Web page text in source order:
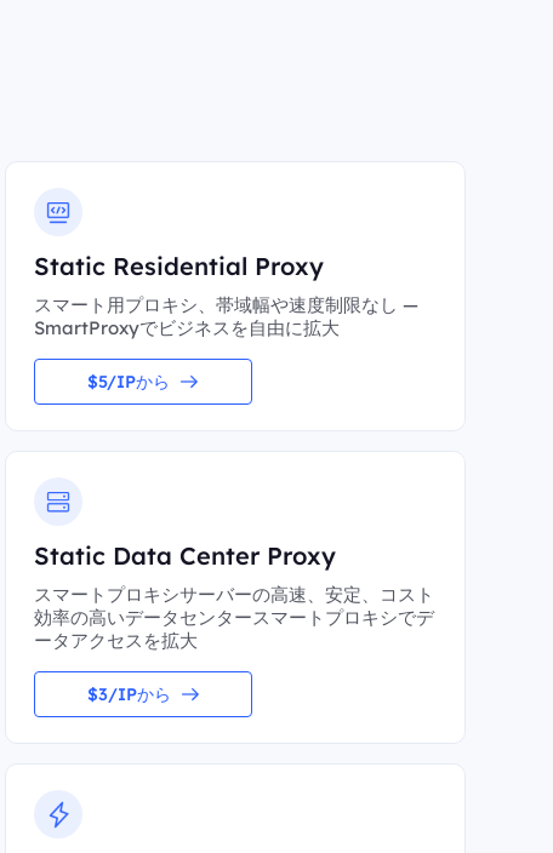
Static Residential Proxy
スマート用プロキシ、帯域幅や速度制限なし —
SmartProxyでビジネスを自由に拡大
$5/IPから
Static Data Center Proxy
スマートプロキシサーバーの高速、安定、コスト
効率の高いデータセンタースマートプロキシでデ
ータアクセスを拡大
$3/IPから